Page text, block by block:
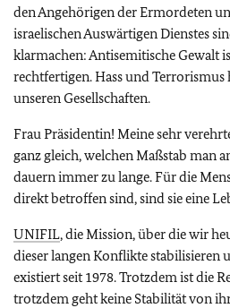
den Angehörigen der Ermordeten
israelischen Auswärtigen Dienstes
klarmachen: Antisemitische Gewalt
rechtfertigen. Hass und Terrorismus
unseren Gesellschaften.
Frau Präsidentin! Meine sehr
ganz gleich, welchen Maßstab man
dauern immer zu lange. Für die
direkt betroffen sind, sind sie eine
UNIFIL, die Mission, über die wir
dieser langen Konflikte stabilisieren
existiert seit 1978. Trotzdem ist die
trotzdem geht keine Stabilität von